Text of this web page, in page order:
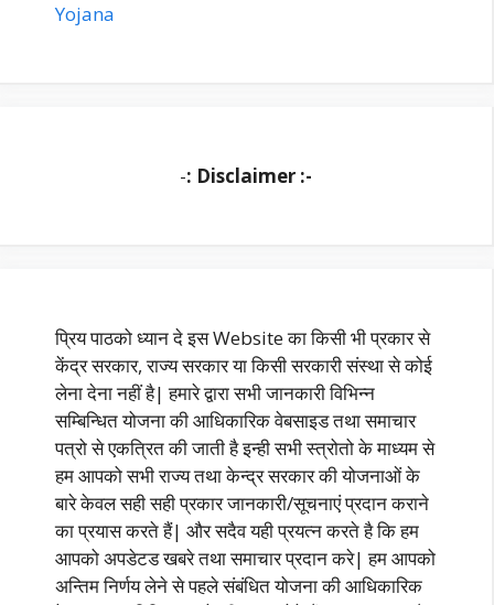
Yojana
-: Disclaimer :-
प्रिय पाठको ध्यान दे इस Website का किसी भी प्रकार से
केंद्र सरकार, राज्य सरकार या किसी सरकारी संस्था से कोई
लेना देना नहीं है| हमारे द्वारा सभी जानकारी विभिन्न
सम्बिन्धित योजना की आधिकारिक वेबसाइड तथा समाचार
पत्रो से एकत्रित की जाती है इन्ही सभी स्त्रोतो के माध्यम से
हम आपको सभी राज्य तथा केन्द्र सरकार की योजनाओं के
बारे केवल सही सही प्रकार जानकारी/सूचनाएं प्रदान कराने
का प्रयास करते हैं| और सदैव यही प्रयत्न करते है कि हम
आपको अपडेटड खबरे तथा समाचार प्रदान करे| हम आपको
अन्तिम निर्णय लेने से पहले संबंधित योजना की आधिकारिक